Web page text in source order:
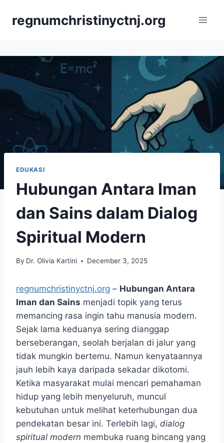
regnumchristinyctnj.org
EDUKASI
Hubungan Antara Iman
dan Sains dalam Dialog
Spiritual Modern
By Dr. Olivia Kartini December 3, 2025
regnumchristinyctnj.org – Hubungan Antara
Iman dan Sains menjadi topik yang terus
memancing rasa ingin tahu manusia modern.
Sejak lama keduanya sering dianggap
berseberangan, seolah berjalan di jalur yang
tidak mungkin bertemu. Namun kenyataannya
jauh lebih kaya daripada sekadar dikotomi.
Ketika masyarakat mulai mencari pemahaman
hidup yang lebih menyeluruh, muncul
kebutuhan untuk melihat keterhubungan dua
pendekatan besar ini. Terlebih lagi, dialog
spiritual modern membuka ruang bincang yang